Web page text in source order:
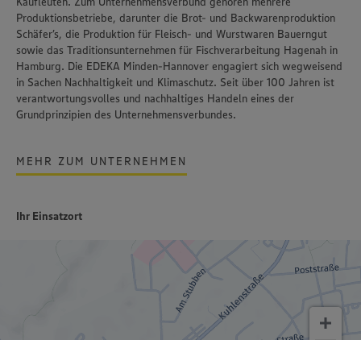
Produktionsbetriebe, darunter die Brot- und Backwarenproduktion
Schäfer’s, die Produktion für Fleisch- und Wurstwaren Bauerngut
sowie das Traditionsunternehmen für Fischverarbeitung Hagenah in
Hamburg. Die EDEKA Minden-Hannover engagiert sich wegweisend
in Sachen Nachhaltigkeit und Klimaschutz. Seit über 100 Jahren ist
verantwortungsvolles und nachhaltiges Handeln eines der
Grundprinzipien des Unternehmensverbundes.
MEHR ZUM UNTERNEHMEN
Ihr Einsatzort